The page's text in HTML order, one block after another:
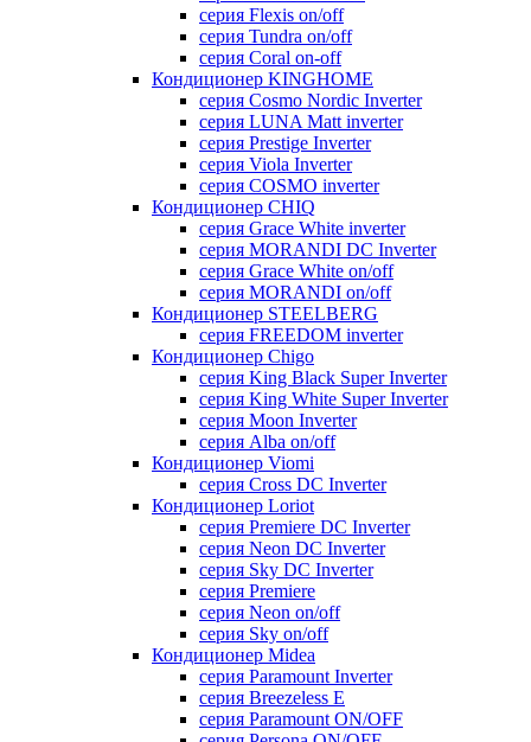
серия Flexis on/off
серия Tundra on/off
серия Coral on-off
Кондиционер KINGHOME
серия Cosmo Nordic Inverter
серия LUNA Matt inverter
серия Prestige Inverter
серия Viola Inverter
серия COSMO inverter
Кондиционер CHIQ
серия Grace White inverter
серия MORANDI DC Inverter
серия Grace White on/off
серия MORANDI on/off
Кондиционер STEELBERG
серия FREEDOM inverter
Кондиционер Chigo
серия King Black Super Inverter
серия King White Super Inverter
серия Moon Inverter
серия Alba on/off
Кондиционер Viomi
серия Cross DC Inverter
Кондиционер Loriot
серия Premiere DC Inverter
серия Neon DC Inverter
серия Sky DC Inverter
серия Premiere
серия Neon on/off
серия Sky on/off
Кондиционер Midea
серия Paramount Inverter
серия Breezeless E
серия Paramount ON/OFF